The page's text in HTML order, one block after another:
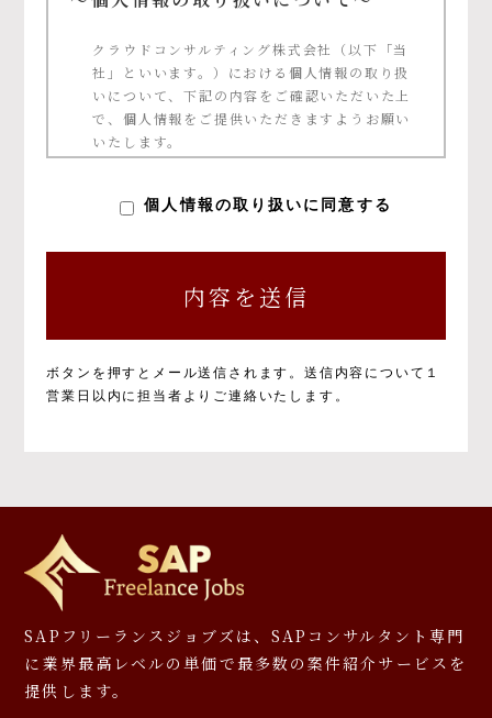
クラウドコンサルティング株式会社（以下「当
社」といいます。）における個人情報の取り扱
いについて、下記の内容をご確認いただいた上
で、個人情報をご提供いただきますようお願い
いたします。
以下のとおりです。
③ご本人の承諾に基づく、当社サービス利用
企業への個人情報提供
ー等への応募、プレゼント発送等
※お預かりした書類については、一部お返しで
きないことがありますのでご了承ください。
個人情報を提供しなかった場合に生じる結
果について
必要となる項目を入力いただかない場合は、本
個人情報の取り扱いに同意する
ボタンを押すとメール送信されます。 送信内容について１
営業日以内に担当者よりご連絡いたします。
SAPフリーランスジョブズは、SAPコンサルタント専門
に 業界最高レベルの単価で最多数の案件紹介サービスを
提供します。